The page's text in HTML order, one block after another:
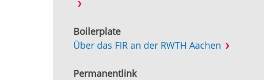
Boilerplate
Über das FIR an der RWTH Aachen
Permanentlink